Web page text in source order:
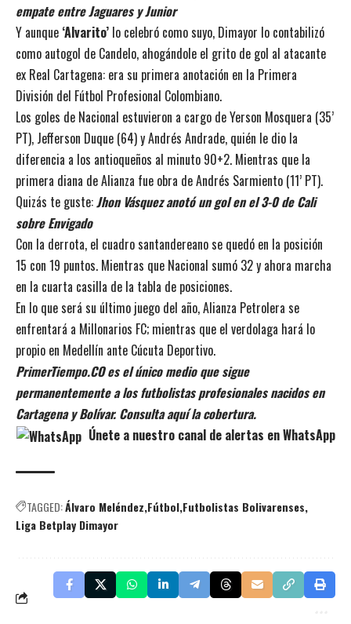
empate entre Jaguares y Junior
Y aunque ‘Alvarito’ lo celebró como suyo, Dimayor lo contabilizó
como autogol de Candelo, ahogándole el grito de gol al atacante
ex Real Cartagena: era su primera anotación en la Primera
División del Fútbol Profesional Colombiano.
Los goles de Nacional estuvieron a cargo de Yerson Mosquera (35’
PT), Jefferson Duque (64) y Andrés Andrade, quién le dio la
diferencia a los antioqueños al minuto 90+2. Mientras que la
primera diana de Alianza fue obra de Andrés Sarmiento (11’ PT).
Quizás te guste:Jhon Vásquez anotó un gol en el 3-0 de Cali
sobre Envigado
Con la derrota, el cuadro santandereano se quedó en la posición
15 con 19 puntos. Mientras que Nacional sumó 32 y ahora marcha
en la cuarta casilla de la tabla de posiciones.
En lo que será su último juego del año, Alianza Petrolera se
enfrentará a Millonarios FC; mientras que el verdolaga hará lo
propio en Medellín ante Cúcuta Deportivo.
PrimerTiempo.CO es el único medio que sigue
permanentemente a los futbolistas profesionales nacidos en
Cartagena y Bolívar. Consulta aquí la cobertura.
Únete a nuestro canal de alertas en WhatsApp
TAGGED:Álvaro Meléndez Fútbol Futbolistas Bolivarenses
Liga Betplay Dimayor